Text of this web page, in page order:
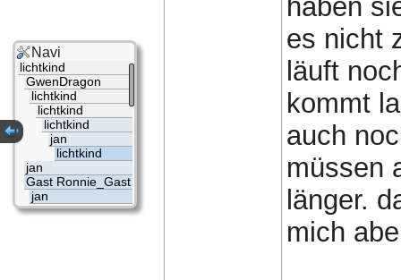
haben
es nicht
läuft
kommt
auch
müssen
länger.
mich
Navi
lichtkind
GwenDragon
lichtkind
lichtkind
lichtkind
jan
lichtkind
jan
Gast Ronnie_Gast
jan